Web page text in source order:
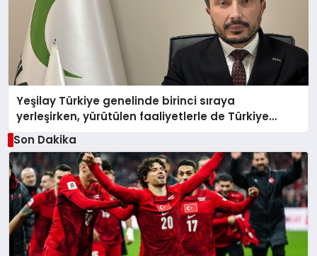
Yeşilay Türkiye genelinde birinci sıraya
yerleşirken, yürütülen faaliyetlerle de Türkiye
üçüncüsü oldu.
Son Dakika